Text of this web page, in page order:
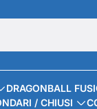
DRAGONBALL
/ CHIUSI